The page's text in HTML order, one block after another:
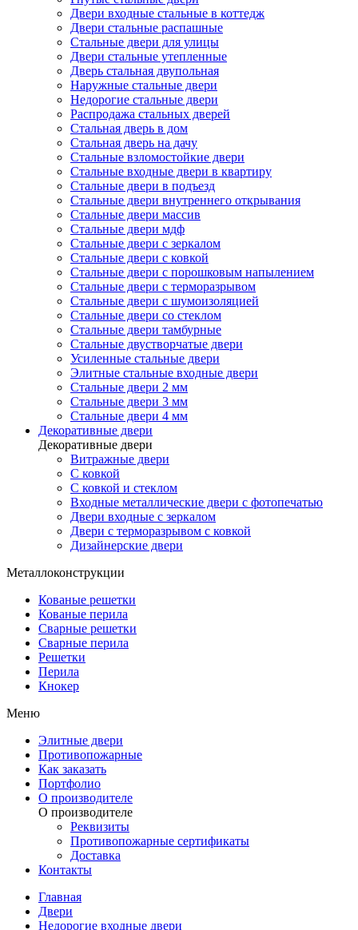
Двери входные стальные в коттедж
Двери стальные распашные
Стальные двери для улицы
Двери стальные утепленные
Дверь стальная двупольная
Наружные стальные двери
Недорогие стальные двери
Распродажа стальных дверей
Стальная дверь в дом
Стальная дверь на дачу
Стальные взломостойкие двери
Стальные входные двери в квартиру
Стальные двери в подъезд
Стальные двери внутреннего открывания
Стальные двери массив
Стальные двери мдф
Стальные двери с зеркалом
Стальные двери с ковкой
Стальные двери с порошковым напылением
Стальные двери с терморазрывом
Стальные двери с шумоизоляцией
Стальные двери со стеклом
Стальные двери тамбурные
Стальные двустворчатые двери
Усиленные стальные двери
Элитные стальные входные двери
Стальные двери 2 мм
Стальные двери 3 мм
Стальные двери 4 мм
Декоративные двери
Декоративные двери
Витражные двери
С ковкой
С ковкой и стеклом
Входные металлические двери с фотопечатью
Двери входные с зеркалом
Двери с терморазрывом с ковкой
Дизайнерские двери
Металлоконструкции
Кованые решетки
Кованые перила
Сварные решетки
Сварные перила
Решетки
Перила
Кнокер
Меню
Элитные двери
Противопожарные
Как заказать
Портфолио
О производителе
О производителе
Реквизиты
Противопожарные сертификаты
Доставка
Контакты
Главная
Двери
Недорогие входные двери